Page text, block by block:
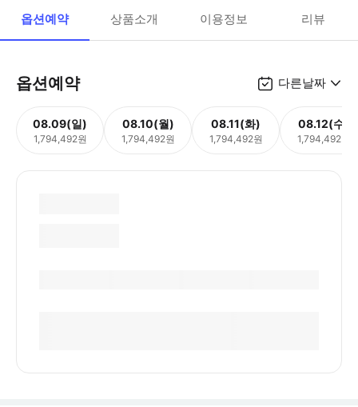
옵션예약 상품소개 이용정보 리뷰
옵션예약 다른날짜
08.09(일)
1,794,492원
08.10(월)
1,794,492원
08.11(화)
1,794,492원
08.12(수)
1,794,492원